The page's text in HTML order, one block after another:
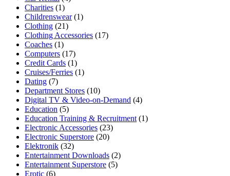
Charities (1)
Childrenswear(1)
Clothing (21)
Clothing Accessories (17)
Coaches (1)
Computers (17)
Credit Cards (1)
Cruises/Ferries (1)
Dating (7)
Department Stores (10)
Digital TV & Video-on-Demand (4)
Education (5)
Education Training & Recruitment (1)
Electronic Accessories (23)
Electronic Superstore (20)
Elektronik (32)
Entertainment Downloads (2)
Entertainment Superstore (5)
Erotic (6)